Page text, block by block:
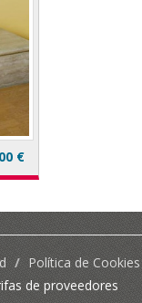
€
/ Política de Cookies
de proveedores